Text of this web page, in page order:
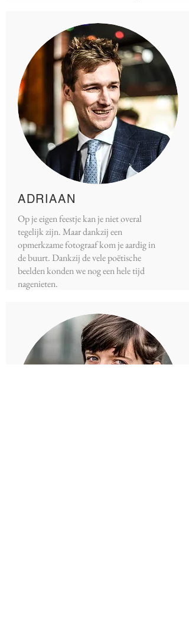
ADRIAAN
Op je eigen feestje kan je niet overal
tegelijk zijn. Maar dankzij een
opmerkzame fotograaf kom je aardig in
de buurt. Dankzij de vele poëtische
beelden konden we nog een hele tijd
nagenieten.